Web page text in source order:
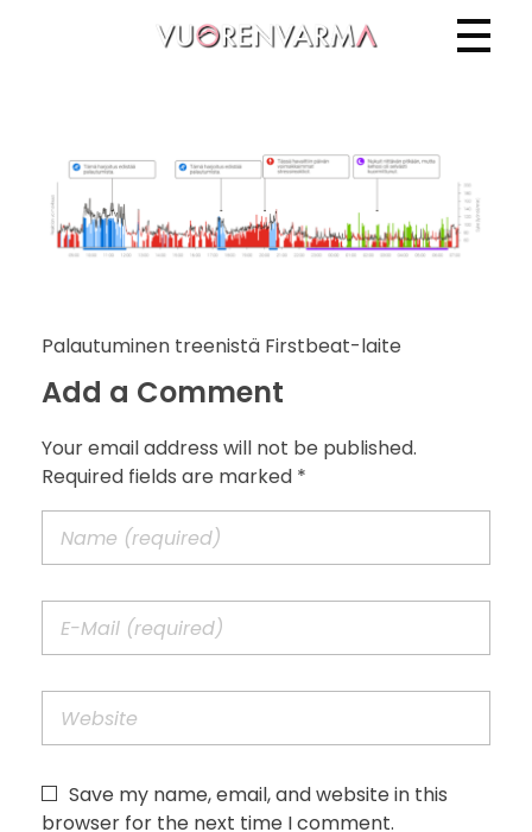
Palautuminen treenistä Firstbeat-laite
Add a Comment
Your email address will not be published.
Required fields are marked *
Save my name, email, and website in this
browser for the next time I comment.